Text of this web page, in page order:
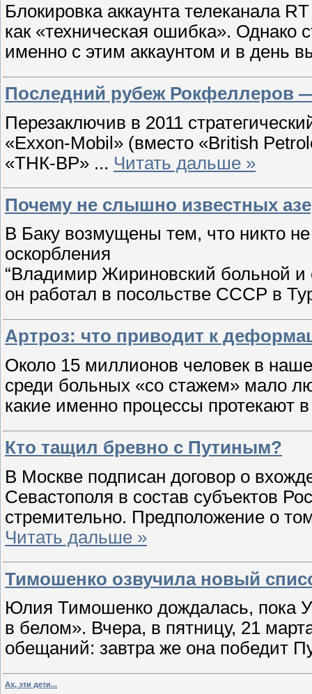
Блокировка аккаунта телеканала
как «техническая ошибка». Однако
именно с этим аккаунтом и в день
Последний рубеж Рокфеллеров
Перезаключив в 2011
«Exxon-Mobil» (вместо «British
«ТНК-BP» ... Читать дальше »
Почему не слышно известных
В Баку возмущены тем, что никто
оскорбления
“Владимир Жириновский больной
он работал в посольстве СССР в
Артроз: что приводит к
Около 15 миллионов человек в
среди больных «со стажем» мало
какие именно процессы протекают
Кто тащил бревно с Путиным?
В Москве подписан договор о
Севастополя в состав субъектов
стремительно. Предположение о
Читать дальше »
Тимошенко озвучила новый
Юлия Тимошенко дождалась, пока
в белом». Вчера, в пятницу, 21
обещаний: завтра же она победит
Ах, эти дети...